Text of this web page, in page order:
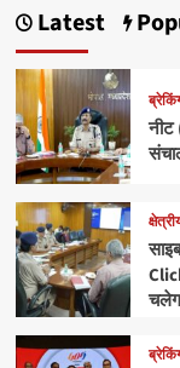
Latest
नीट